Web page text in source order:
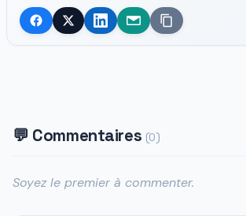
💬 Commentaires (0)
Soyez le premier à commenter.